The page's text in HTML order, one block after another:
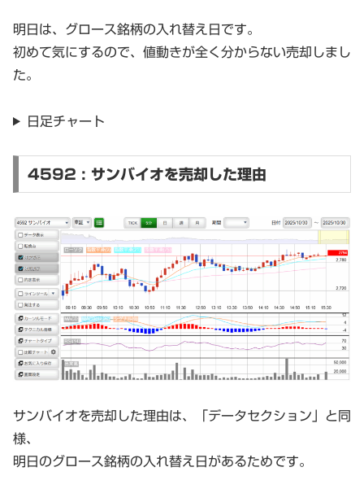
明日は、グロース銘柄の入れ替え日です。
初めて気にするので、値動きが全く分からない売却しまし
た。
日足チャート
4592 : サンバイオを売却した理由
サンバイオを売却した理由は、「データセクション」と同
様、
明日のグロース銘柄の入れ替え日があるためです。